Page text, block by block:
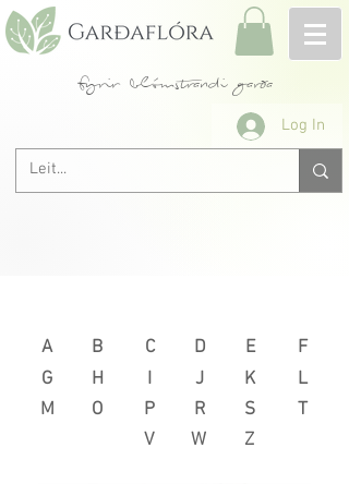
fyrir blómstrandi garða
Log In
A
G
M
B
H
O
C D
E
I
J
K
P
R
S
V
W Z
F
L
T